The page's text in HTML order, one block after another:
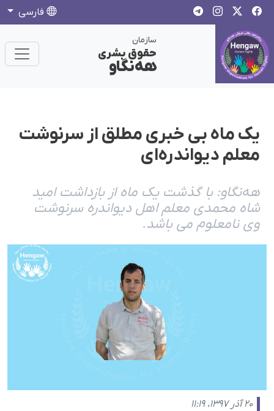
فارسی
سازمان
حقوق بشری
هەنگاو
یک ماه بی خبری مطلق از سرنوشت
معلم دیواندرەای
هەنگاو: با گذشت یک ماه از بازداشت امید
شاه محمدی معلم اهل دیواندرە سرنوشت
وی نامعلوم می باشد.
۲۰ آذر ۱۳۹۷، ۱۱:۱۹